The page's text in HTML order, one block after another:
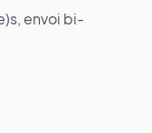
envoi bi-